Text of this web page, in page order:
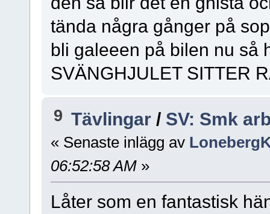
tända några gånger på
bli galeeen på bilen nu så
SVÄNGHJULET SITTER
9 Tävlingar / SV: Smk
« Senaste inlägg av
06:52:58 AM»
Låter som en fantastisk